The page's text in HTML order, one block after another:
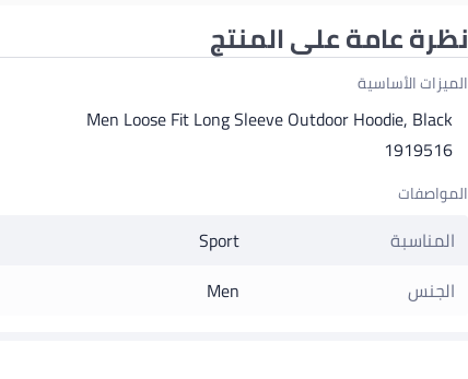
نظرة عامة على المنتج
الميزات الأساسية
Men Loose Fit Long Sleeve Outdoor Hoodie, Black
1919516
المواصفات
المناسبة
Sport
الجنس
Men